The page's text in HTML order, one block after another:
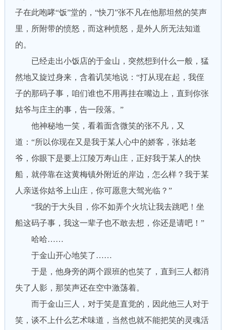
子在此咆哮“饭”堂的，“快刀”张不凡在他那坦然的笑声
里，所附带的愤怒，而这种愤怒，是外人所无法知道
的。
已经走出小饭店的于金山，突然想到什么一般，猛
然地又旋过身来，含着讥笑地说：“打从现在起，我侄
子的那码子事，咱们谁也不用再挂在嘴边上，直到你张
姑爷与庄主的事，告一段落。”
他神秘地一笑，看着面含微笑的张不凡，又
道：“所以你现在又是我于某人心中的娇客，张姑老
爷，你眼下是要上江陵万寿山庄，正好我于某人的快
船，就停靠在这黄梅镇外附近的岸边，怎么样？我于某
人亲送你姑爷上山庄，你可愿意大驾光临？”
“我的于大头目，你不如弄个火坑让我去跳吧！坐
船这码子事，我这一辈子也不敢去想，你还是请吧！”
哈哈……
于金山开心地笑了……
于是，他身旁的两个跟班的也笑了，直到三人都消
失了人影，那笑声还在空中激荡着。
而于金山三人，对于笑是直觉的，因此他三人对于
笑，谈不上什么艺术味道，当然也就不能把笑的灵魂活